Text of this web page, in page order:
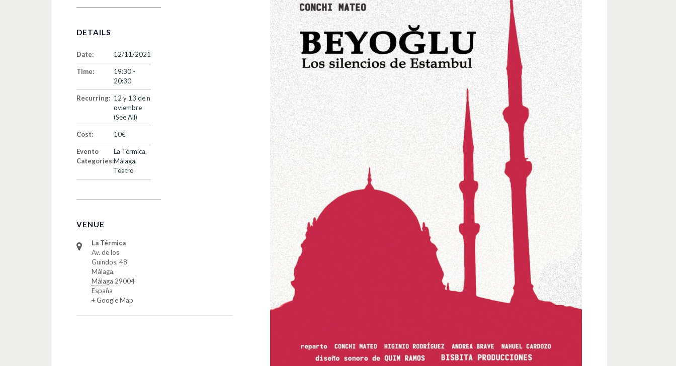
DETAILS
Date: 12/11/2021
Time:
19:30 -
20:30
Recurring: 12 y 13 de n
oviembre
(See All)
Cost: 10€
Evento
Categories:
La Térmica,
Málaga,
Teatro
VENUE
La Térmica
Av. de los
Guindos, 48
Málaga,
Málaga 29004
España
+ Google Map